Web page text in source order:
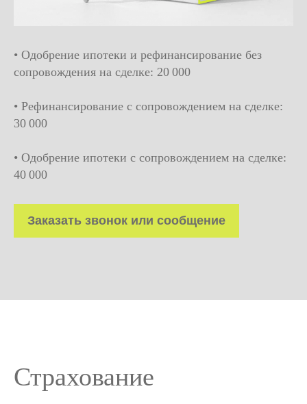
• Одобрение ипотеки и рефинансирование без
сопровождения на сделке: 20 000
• Рефинансирование с сопровождением на сделке:
30 000
• Одобрение ипотеки с сопровождением на сделке:
40 000
Заказать звонок или сообщение
Страхование